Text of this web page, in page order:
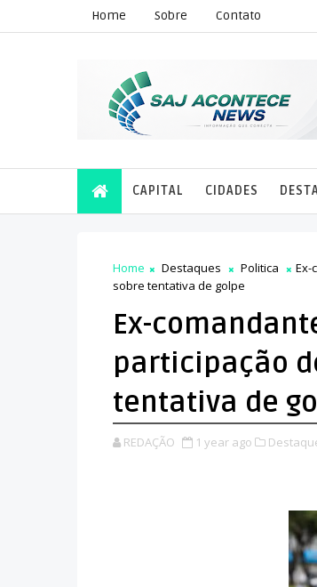
Home Sobre Contato
CAPITAL CIDADES
Home Destaques Politica
Ex-
sobre tentativa de golpe
Ex-
participação
tentativa de
REDAÇÃO 1 year ago